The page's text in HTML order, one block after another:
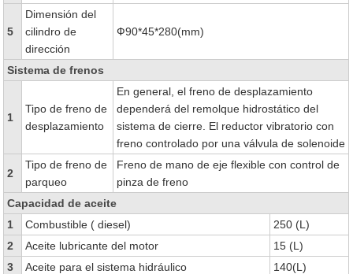
5
Dimensión del
cilindro de
dirección
Ф90*45*280(mm)
Sistema de frenos
1
Tipo de freno de
desplazamiento
En general, el freno de desplazamiento
dependerá del remolque hidrostático del
sistema de cierre. El reductor vibratorio con
freno controlado por una válvula de solenoide
2
Tipo de freno de
parqueo
Freno de mano de eje flexible con control de
pinza de freno
Capacidad de aceite
1
Combustible ( diesel)
250 (L)
2
Aceite lubricante del motor
15 (L)
3
Aceite para el sistema hidráulico
140(L)